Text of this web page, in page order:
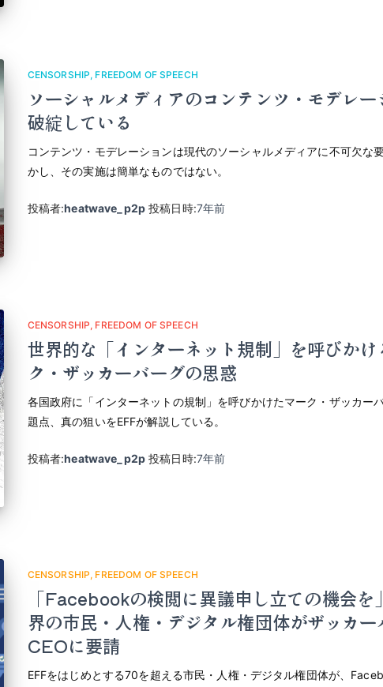
CENSORSHIP FREEDOM OF SPEECH
ソーシャルメディアのコンテンツ・モデレー
破綻している
コンテンツ・モデレーションは現代のソーシャルメディアに不可欠な
かし、その実施は簡単なものではない。
投稿者:heatwave_p2p 投稿日時:7年前
CENSORSHIP FREEDOM OF SPEECH
世界的な「インターネット規制」を呼びかけ
ク・ザッカーバーグの思惑
各国政府に「インターネットの規制」を呼びかけたマーク・ザッカー
題点、真の狙いをEFFが解説している。
投稿者:heatwave_p2p 投稿日時:7年前
CENSORSHIP FREEDOM OF SPEECH
「Facebookの検閲に異議申し立ての機会
界の市民・人権・デジタル権団体がザッカー
CEOに要請
EFFをはじめとする70を超える市民・人権・デジタル権団体が、